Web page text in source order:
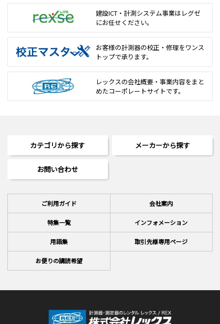
建設ICT・計測システム事業は レグゼ
にお任せください。
お客様の計測器の校正・修理をワンス
トップで承ります。
レックスの会社概要・事業内容をまと
めたコーポレートサイトです。
カテゴリから探す メーカーから探す
お問い合わせ
ご利用ガイド 会社案内
特集一覧 インフォメーション
用語集 取引先様専用ページ
お便りの講読希望